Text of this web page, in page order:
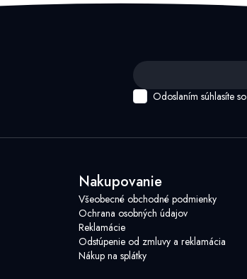
Odoslaním súhlasíte so
Nakupovanie
Všeobecné obchodné podmienky
Ochrana osobných údajov
Reklamácie
Odstúpenie od zmluvy a reklamácia
Nákup na splátky